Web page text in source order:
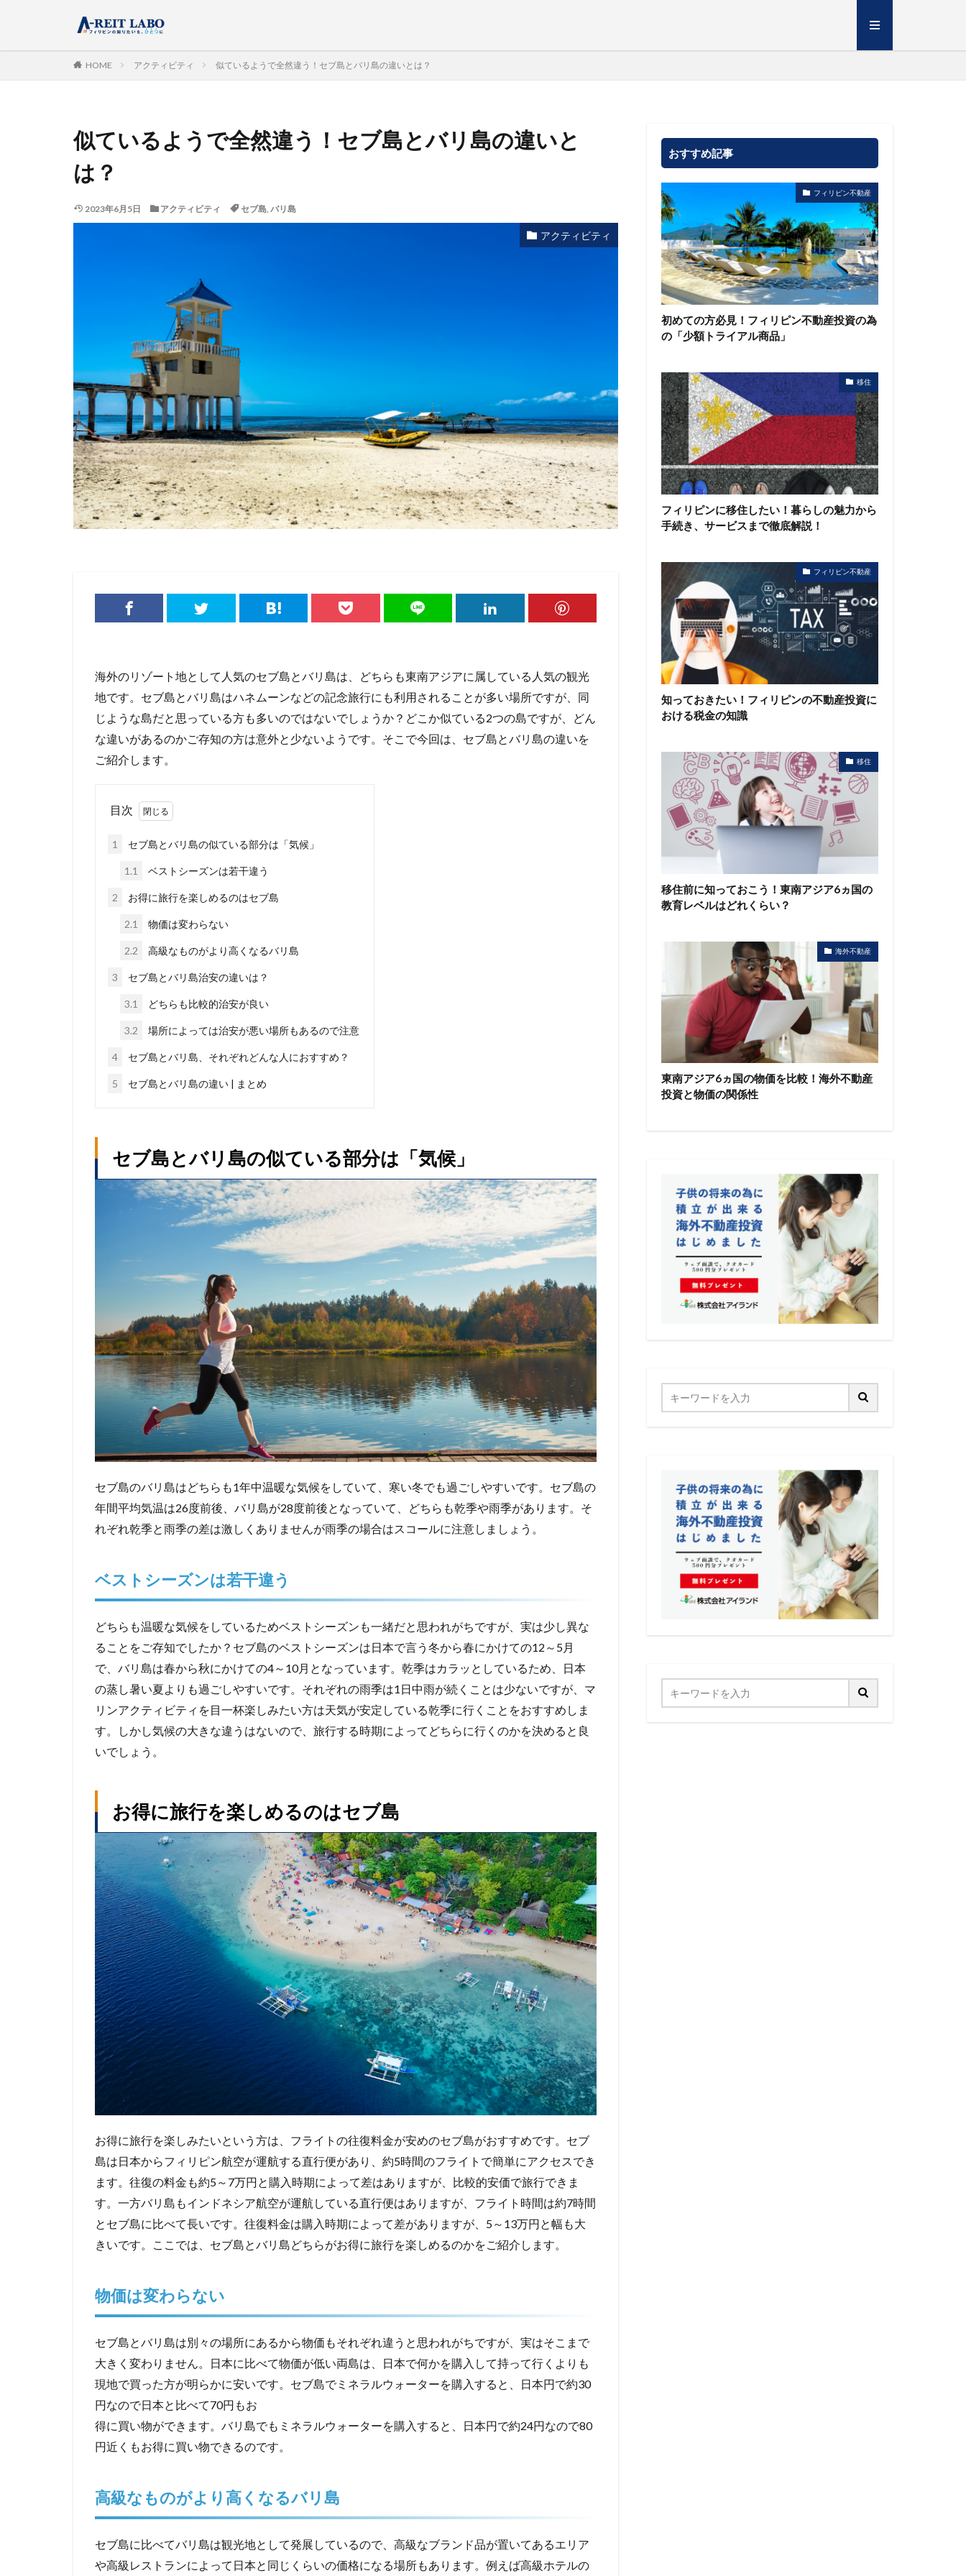
HOME アクティビティ 似ているようで全然違う！セブ島とバリ島の違いとは？
似ているようで全然違う！セブ島とバリ島の違いと
は？
2023年6月5日 アクティビティ セブ島, バリ島
アクティビティ
海外のリゾート地として人気のセブ島とバリ島は、どちらも東南アジアに属している人気の観光
地です。セブ島とバリ島はハネムーンなどの記念旅行にも利用されることが多い場所ですが、同
じような島だと思っている方も多いのではないでしょうか？どこか似ている2つの島ですが、どん
な違いがあるのかご存知の方は意外と少ないようです。そこで今回は、セブ島とバリ島の違いを
ご紹介します。
目次
1 セブ島とバリ島の似ている部分は「気候」
1.1 ベストシーズンは若干違う
2 お得に旅行を楽しめるのはセブ島
2.1 物価は変わらない
2.2 高級なものがより高くなるバリ島
3 セブ島とバリ島治安の違いは？
3.1 どちらも比較的治安が良い
3.2 場所によっては治安が悪い場所もあるので注意
4 セブ島とバリ島、それぞれどんな人におすすめ？
5 セブ島とバリ島の違い | まとめ
セブ島とバリ島の似ている部分は「気候」
セブ島のバリ島はどちらも1年中温暖な気候をしていて、寒い冬でも過ごしやすいです。セブ島の
年間平均気温は26度前後、バリ島が28度前後となっていて、どちらも乾季や雨季があります。そ
れぞれ乾季と雨季の差は激しくありませんが雨季の場合はスコールに注意しましょう。
ベストシーズンは若干違う
どちらも温暖な気候をしているためベストシーズンも一緒だと思われがちですが、実は少し異な
ることをご存知でしたか？セブ島のベストシーズンは日本で言う冬から春にかけての12～5月
で、バリ島は春から秋にかけての4～10月となっています。乾季はカラッとしているため、日本
の蒸し暑い夏よりも過ごしやすいです。それぞれの雨季は1日中雨が続くことは少ないですが、マ
リンアクティビティを目一杯楽しみたい方は天気が安定している乾季に行くことをおすすめしま
す。しかし気候の大きな違うはないので、旅行する時期によってどちらに行くのかを決めると良
いでしょう。
お得に旅行を楽しめるのはセブ島
お得に旅行を楽しみたいという方は、フライトの往復料金が安めのセブ島がおすすめです。セブ
島は日本からフィリピン航空が運航する直行便があり、約5時間のフライトで簡単にアクセスでき
ます。往復の料金も約5～7万円と購入時期によって差はありますが、比較的安価で旅行できま
す。一方バリ島もインドネシア航空が運航している直行便はありますが、フライト時間は約7時間
とセブ島に比べて長いです。往復料金は購入時期によって差がありますが、5～13万円と幅も大
きいです。ここでは、セブ島とバリ島どちらがお得に旅行を楽しめるのかをご紹介します。
物価は変わらない
セブ島とバリ島は別々の場所にあるから物価もそれぞれ違うと思われがちですが、実はそこまで
大きく変わりません。日本に比べて物価が低い両島は、日本で何かを購入して持って行くよりも
現地で買った方が明らかに安いです。セブ島でミネラルウォーターを購入すると、日本円で約30
円なので日本と比べて70円もお
得に買い物ができます。バリ島でもミネラルウォーターを購入すると、日本円で約24円なので80
円近くもお得に買い物できるのです。
高級なものがより高くなるバリ島
セブ島に比べてバリ島は観光地として発展しているので、高級なブランド品が置いてあるエリア
や高級レストランによって日本と同じくらいの価格になる場所もあります。例えば高級ホテルの
おすすめ記事
フィリピン不動産
初めての方必見！フィリピン不動産投資の為
の「少額トライアル商品」
移住
フィリピンに移住したい！暮らしの魅力から
手続き、サービスまで徹底解説！
フィリピン不動産
知っておきたい！フィリピンの不動産投資に
おける税金の知識
移住
移住前に知っておこう！東南アジア6ヵ国の
教育レベルはどれくらい？
海外不動産
東南アジア6ヵ国の物価を比較！海外不動産
投資と物価の関係性